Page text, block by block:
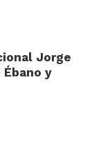
Jorge
Ébano y